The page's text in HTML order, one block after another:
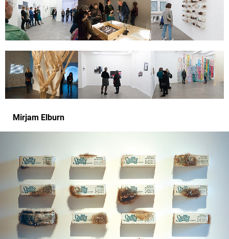
Mirjam Elburn